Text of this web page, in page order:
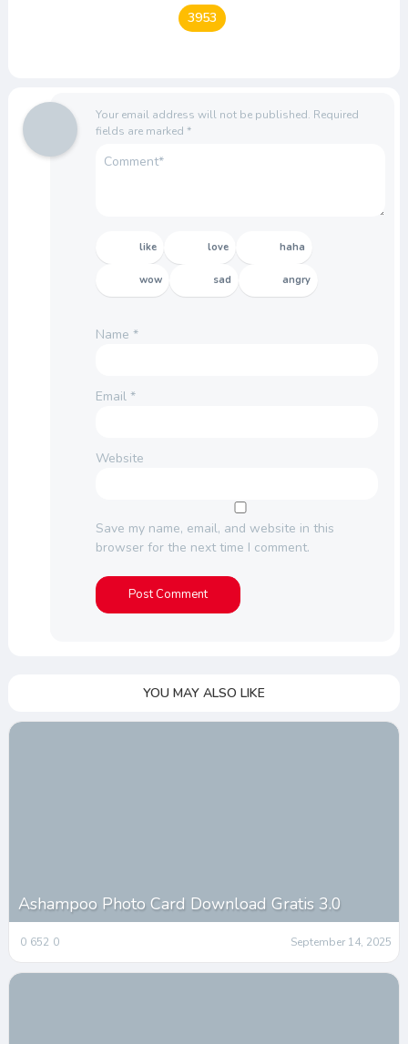
3953
Your email address will not be published. Required
fields are marked *
like love haha
wow sad angry
Name *
Email *
Website
Save my name, email, and website in this
browser for the next time I comment.
YOU MAY ALSO LIKE
Ashampoo Photo Card Download Gratis 3.0
0 652 0 September 14, 2025